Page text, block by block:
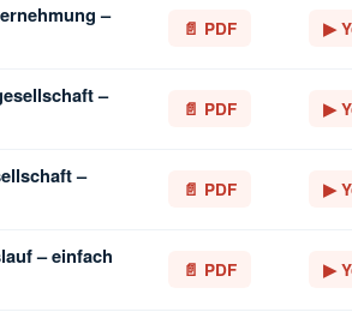
–
📄 PDF ▶
–
📄 PDF ▶
–
📄 PDF ▶
– einfach
📄 PDF ▶